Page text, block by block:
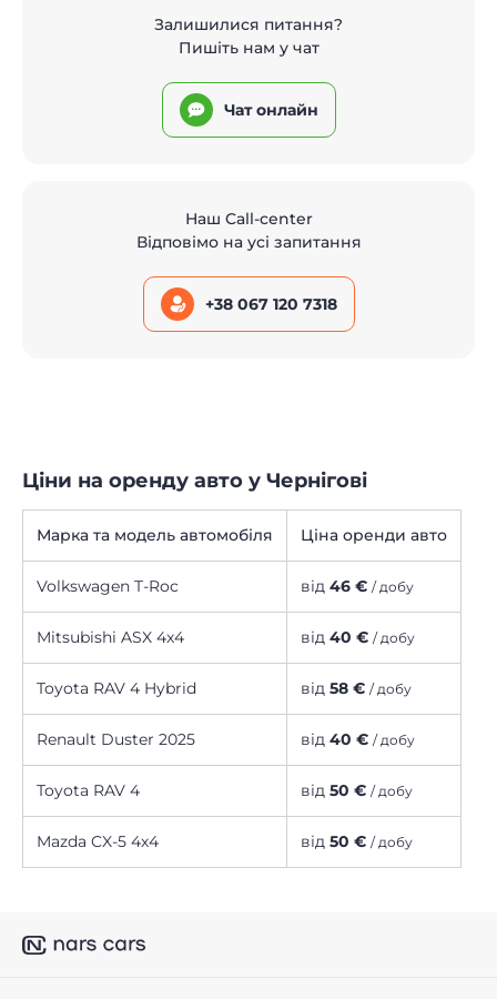
Залишилися питання?
Пишіть нам у чат
Чат онлайн
Наш Call-center
Відповімо на усі запитання
+38 067 120 7318
Ціни на оренду авто у Чернігові
Марка та модель автомобіля Ціна оренди авто
Volkswagen T-Roc від 46 € / добу
Mitsubishi ASX 4x4 від 40 € / добу
Toyota RAV 4 Hybrid від 58 € / добу
Renault Duster 2025 від 40 € / добу
Toyota RAV 4 від 50 € / добу
Mazda CX-5 4х4 від 50 € / добу